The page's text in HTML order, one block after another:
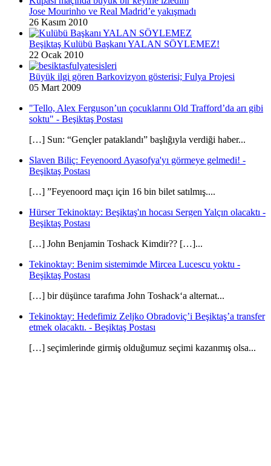
Jose Mourinho ve Real Madrid’e yakışmadı
26 Kasım 2010
Beşiktaş Kulübü Başkanı YALAN SÖYLEMEZ!
22 Ocak 2010
Büyük ilgi gören Barkovizyon gösterisi; Fulya Projesi
05 Mart 2009
"Tello, Alex Ferguson’un çocuklarını Old Trafford’da arı gibi
soktu" - Beşiktaş Postası
[…] Sun: “Gençler pataklandı” başlığıyla verdiği haber...
Slaven Biliç: Feyenoord Ayasofya'yı görmeye gelmedi! -
Beşiktaş Postası
[…] ”Feyenoord maçı için 16 bin bilet satılmış....
Hürser Tekinoktay: Beşiktaş'ın hocası Sergen Yalçın olacaktı -
Beşiktaş Postası
[…] John Benjamin Toshack Kimdir?? […]...
Tekinoktay: Benim sistemimde Mircea Lucescu yoktu -
Beşiktaş Postası
[…] bir düşünce tarafıma John Toshack‘a alternat...
Tekinoktay: Hedefimiz Zeljko Obradoviç’i Beşiktaş’a transfer
etmek olacaktı. - Beşiktaş Postası
[…] seçimlerinde girmiş olduğumuz seçimi kazanmış olsa...